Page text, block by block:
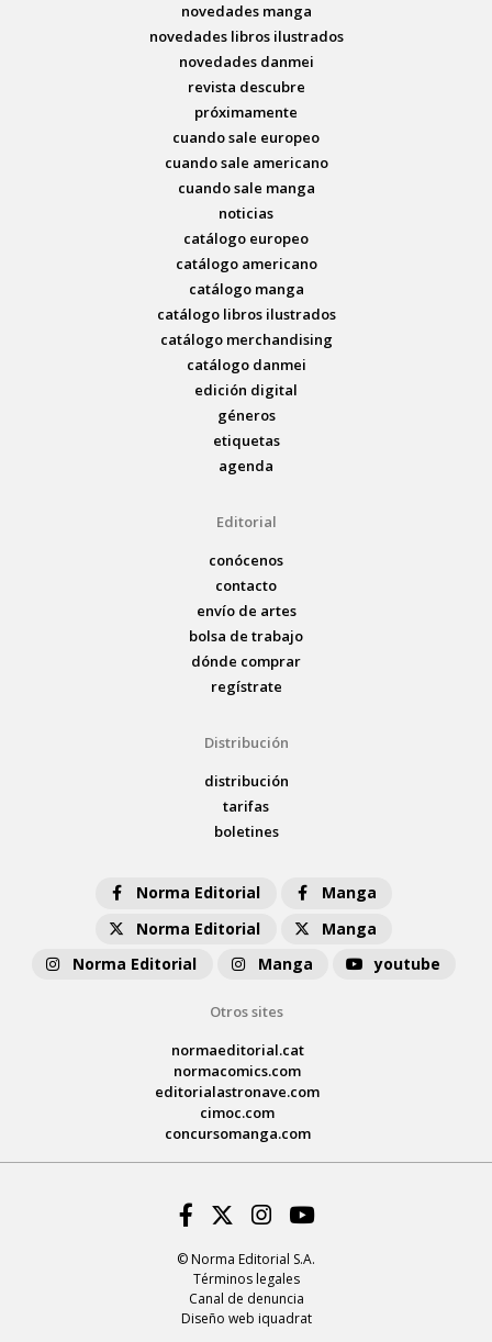
novedades manga
novedades libros ilustrados
novedades danmei
revista descubre
próximamente
cuando sale europeo
cuando sale americano
cuando sale manga
noticias
catálogo europeo
catálogo americano
catálogo manga
catálogo libros ilustrados
catálogo merchandising
catálogo danmei
edición digital
géneros
etiquetas
agenda
Editorial
conócenos
contacto
envío de artes
bolsa de trabajo
dónde comprar
regístrate
Distribución
distribución
tarifas
boletines
Norma Editorial
Manga
Norma Editorial
Manga
Norma Editorial
Manga youtube
Otros sites
normaeditorial.cat
normacomics.com
editorialastronave.com
cimoc.com
concursomanga.com
© Norma Editorial S.A.
Términos legales
Canal de denuncia
Diseño web iquadrat
Facebook
Twitter
Instagram
Youtube